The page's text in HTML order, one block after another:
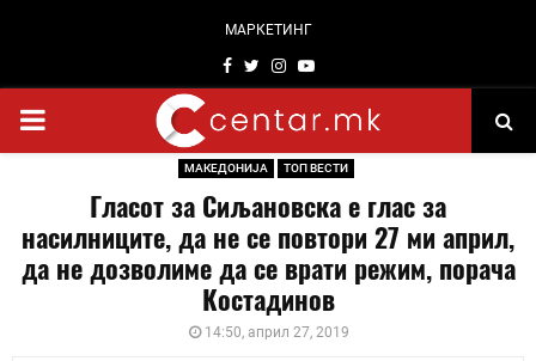
МАРКЕТИНГ
Facebook
TwitterInstagram
Youtube
PRIMARY
МАКЕДОНИЈА ТОП ВЕСТИ
Гласот за Сиљановска е глас за
насилниците, да не се повтори 27 ми април,
да не дозволиме да се врати режим, порача
Костадинов
14:50, април 27, 2019